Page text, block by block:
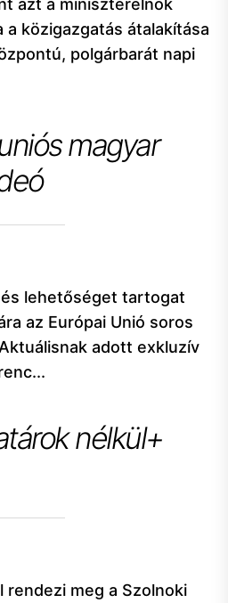
azt a miniszterelnök
közigazgatás átalakítása
polgárbarát napi
magyar
lehetőséget tartogat
az Európai Unió soros
adott exkluzív
nélkül+
rendezi meg a Szolnoki